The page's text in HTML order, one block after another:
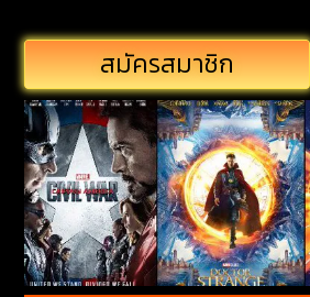
สมัครสมาชิก